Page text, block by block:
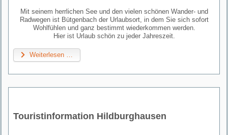
Mit seinem herrlichen See und den vielen schönen Wander- und
Radwegen ist Bütgenbach der Urlaubsort, in dem Sie sich sofort
Wohlfühlen und ganz bestimmt wiederkommen werden.
Hier ist Urlaub schön zu jeder Jahreszeit.
Weiterlesen …
Touristinformation Hildburghausen